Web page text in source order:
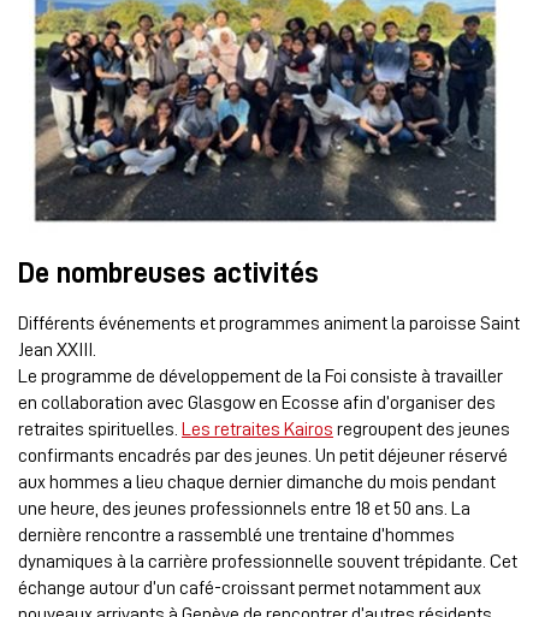
De nombreuses activités
Différents événements et programmes animent la paroisse Saint
Jean XXIII.
Le programme de développement de la Foi consiste à travailler
en collaboration avec Glasgow en Ecosse afin d’organiser des
retraites spirituelles. Les retraites Kairos regroupent des jeunes
confirmants encadrés par des jeunes. Un petit déjeuner réservé
aux hommes a lieu chaque dernier dimanche du mois pendant
une heure, des jeunes professionnels entre 18 et 50 ans. La
dernière rencontre a rassemblé une trentaine d’hommes
dynamiques à la carrière professionnelle souvent trépidante. Cet
échange autour d’un café-croissant permet notamment aux